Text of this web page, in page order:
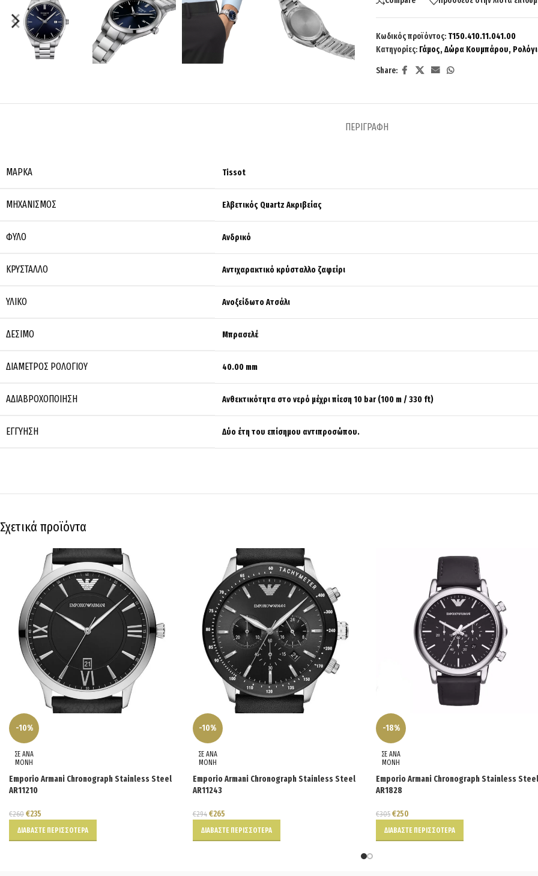
Κωδικός προϊόντος: T150.410.11.041.00
Κατηγορίες: Γάμος,Δώρα Κουμπάρου,
Share:
ΠΕΡΙΓΡΑΦΉ
ΜΆΡΚΑ Tissot
ΜΗΧΑΝΙΣΜΌΣ Ελβετικός Quartz Ακριβείας
ΦΎΛΟ Ανδρικό
ΚΡΎΣΤΑΛΛΟ Αντιχαρακτικό κρύσταλλο ζαφείρι
ΥΛΙΚΌ Ανοξείδωτο Ατσάλι
ΔΈΣΙΜΟ Μπρασελέ
ΔΙΆΜΕΤΡΟΣ ΡΟΛΟΓΙΟΎ 40.00 mm
ΑΔΙΑΒΡΟΧΟΠΟΊΗΣΗ Ανθεκτικότητα στο νερό μέχρι πίεση 10 bar (100 m / 330 ft)
ΕΓΓΎΗΣΗ Δύο έτη του επίσημου αντιπροσώπου.
Σχετικά προϊόντα
-10%
ΣΕ ΑΝΑ
ΜΟΝΗ
Emporio Armani Chronograph Stainless Steel
AR11210
€260 €235
ΔΙΑΒΆΣΤΕ ΠΕΡΙΣΣΌΤΕΡΑ
-10%
ΣΕ ΑΝΑ
ΜΟΝΗ
Emporio Armani Chronograph Stainless Steel
AR11243
€294 €265
ΔΙΑΒΆΣΤΕ ΠΕΡΙΣΣΌΤΕΡΑ
-18%
ΣΕ ΑΝΑ
ΜΟΝΗ
Emporio Armani Chronograph Stainless Steel
AR1828
€305 €250
ΔΙΑΒΆΣΤΕ ΠΕΡΙΣΣΌΤΕΡΑ